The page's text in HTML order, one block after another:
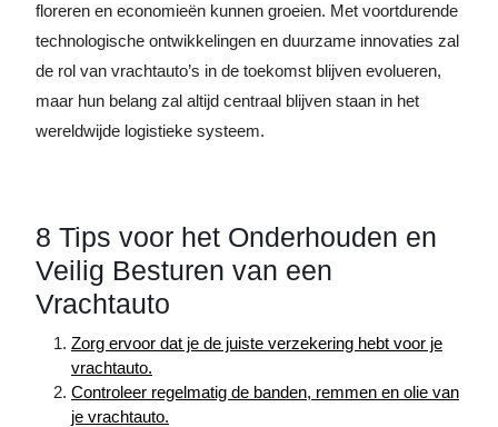
floreren en economieën kunnen groeien. Met voortdurende
technologische ontwikkelingen en duurzame innovaties zal
de rol van vrachtauto’s in de toekomst blijven evolueren,
maar hun belang zal altijd centraal blijven staan in het
wereldwijde logistieke systeem.
8 Tips voor het Onderhouden en
Veilig Besturen van een
Vrachtauto
Zorg ervoor dat je de juiste verzekering hebt voor je
vrachtauto.
Controleer regelmatig de banden, remmen en olie van
je vrachtauto.